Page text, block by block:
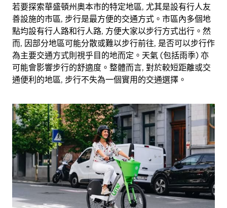
Esc
按
鈕
即
可
關
閉
若要探索華盛頓州奧本市的特定地區, 尤其是設有行人友
善設施的市區, 步行是最方便的交通方式。市區內多個地
點均設有行人路和行人路, 方便大家以步行方式出行。然
而, 因部分地區可能分散或難以步行前往, 是否可以步行作
為主要交通方式則視乎目的地而定。天氣 (包括雨季) 亦
可能會影響步行的舒適度。整體而言, 對於較短距離或交
通便利的地區, 步行不失為一個實用的交通選擇。